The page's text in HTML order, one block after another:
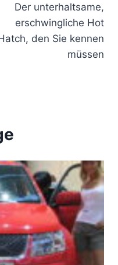
Der unterhaltsame,
erschwingliche Hot
den Sie kennen
müssen